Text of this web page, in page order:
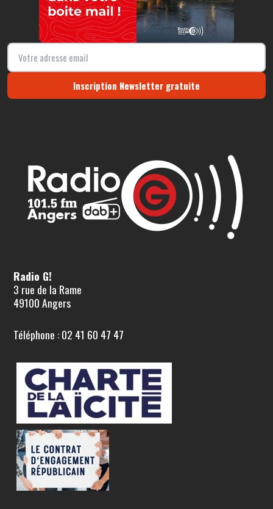
Inscription Newsletter gratuite
Radio G!
3 rue de la Rame
49100 Angers
Téléphone : 02 41 60 47 47